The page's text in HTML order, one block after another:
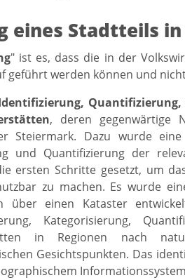
eines Stadtteils in
" ist es, dass die in der
geführt werden können und
, deren gegenwärtige
Steiermark. Dazu wurde
und Quantifizierung der
ersten Schritte gesetzt, um
zu machen. Es wurde
über einen Kataster
Kategorisierung,
in Regionen nach
Gesichtspunkten. Das